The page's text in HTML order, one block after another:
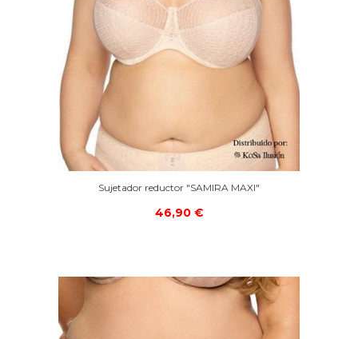
Sujetador reductor "SAMIRA MAXI"
46,90 €